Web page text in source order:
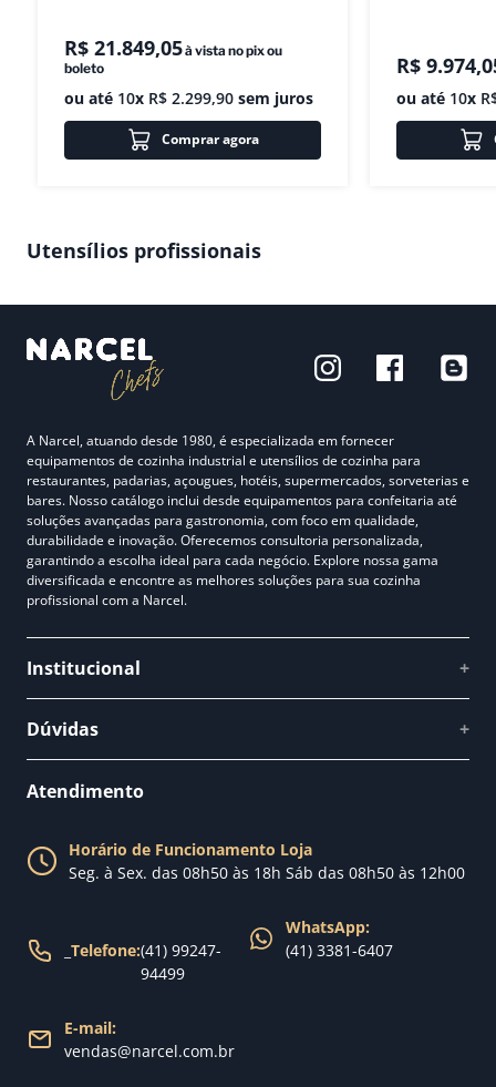
R$ 21.849,05à vista no pix ou
boleto
ou até 10x R$ 2.299,90 sem juros
Comprar agora
R$ 9.974,
ou até 10x
Utensílios profissionais
A Narcel, atuando desde 1980, é especializada em fornecer
equipamentos de cozinha industrial e utensílios de cozinha para
restaurantes, padarias, açougues, hotéis, supermercados, sorveterias e
bares. Nosso catálogo inclui desde equipamentos para confeitaria até
soluções avançadas para gastronomia, com foco em qualidade,
durabilidade e inovação. Oferecemos consultoria personalizada,
garantindo a escolha ideal para cada negócio. Explore nossa gama
diversificada e encontre as melhores soluções para sua cozinha
profissional com a Narcel.
Institucional +
Fale conosco
Nossa loja
Dúvidas +
Política de Trocas
Política de Entrega
Atendimento
Horário de Funcionamento Loja
Seg. à Sex. das 08h50 às 18h Sáb das 08h50 às 12h00
Telefone:(41) 99247-
94499
WhatsApp:
(41) 3381-6407
E-mail:
vendas@narcel.com.br